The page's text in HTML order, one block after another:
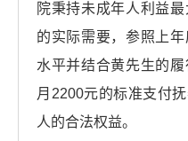
院秉持未成年人利益
的实际需要，参照上
水平并结合黄先生的
月2200元的标准支付
人的合法权益。